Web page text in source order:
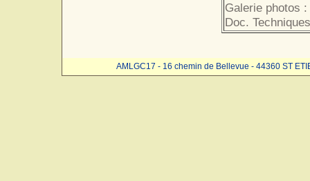
Galerie photos :
Doc.
AMLGC17 - 16 chemin de Bellevue - 44360 ST